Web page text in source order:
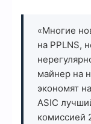
«Многие
на PPLNS,
майнер на
экономят
ASIC
комиссией